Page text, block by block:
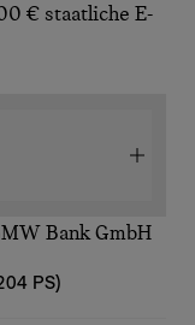
€ staatliche E-
Bank GmbH
PS)